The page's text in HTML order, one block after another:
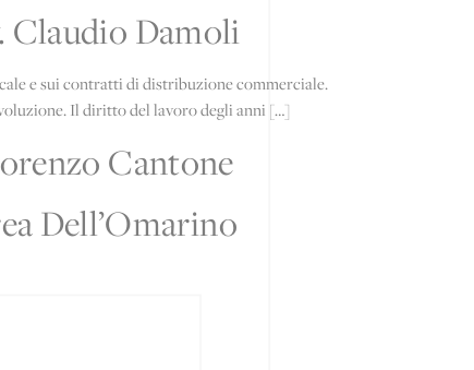
Claudio Damoli
e sui contratti di distribuzione commerciale.
Il diritto del lavoro degli anni […]
Cantone
Dell’Omarino